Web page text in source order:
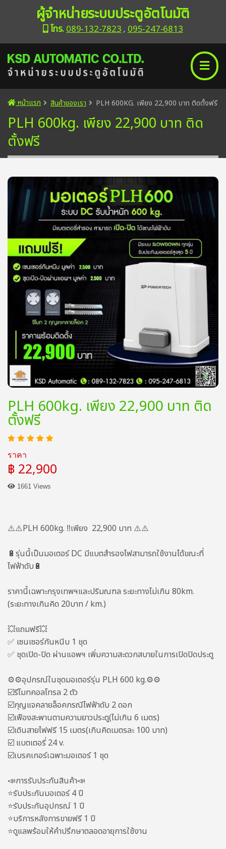
ผู้จำหน่ายระบบประตูอัตโนมัติ
โทร.089-132-7823, 095-247-6813
หน้าแรก สินค้าของเรา PLH 600KG. เพียง 22,900 บาท ติดตั้งฟรี
PLH 600kg. เพียง 22,900 บาท ติด
ตั้งฟรี
PLH 600kg. เพียง 22,900 บาท ติด
ตั้งฟรี
ราคา
฿ 22,900
1661 Views
⚠️⚠️PLH 600kg. ‼️เพียง 22,900 บาท ⚠️⚠️
🔋รุ่นนี้เป็นมอเตอร์ DC มีแบตสำรองไฟสามารถใช้งานได้ขณะที่
ไฟฟ้าดับ🔋
ราคานี้เฉพาะกรุงเทพฯและปริมณฑล ระยะทางไม่เกิน 80km.
(ระยะทางเกินคิด 20บาท / km.)
💥แถมฟรี💥
✅ เซนเซอร์กันหนีบ 1 ชุด
✅ ชุดเปิด-ปิด ผ่านแอพฯ เพิ่มความสะดวกสบายในการเปิดปิดประตู
⚙️⚙️อุปกรณ์ในชุดมอเตอร์รุ่น PLH 600 kg.⚙️⚙️
☑️รีโมทคอลโทรล 2 ตัว
☑️กุญแจคลายล็อคกรณีไฟฟ้าดับ 2 ดอก
☑️เฟืองสะพานตามความยาวประตู(ไม่เกิน 6 เมตร)
☑️เดินสายไฟฟรี 15 เมตร(เกินคิดเมตรละ 100 บาท)
☑️ แบตเตอรี่ 24 v.
☑️เบรคเกอร์เฉพาะมอเตอร์ 1 ชุด
📣การรับประกันสินค้า📣
⭐️รับประกันมอเตอร์ 4 ปี
⭐️รับประกันอุปกรณ์ 1 ปี
⭐️บริการหลังการขายฟรี 1 ปี
⭐️ดูแลพร้อมให้คำปรึกษาตลอดอายุการใช้งาน